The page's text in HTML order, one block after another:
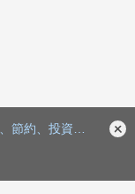
生活向上部 複数の収入、節約、投資で脱社畜を夢見て